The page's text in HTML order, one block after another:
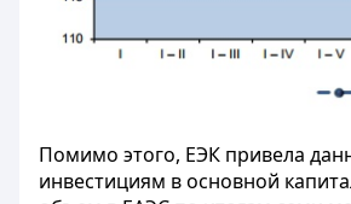
Помимо этого, ЕЭК привела
инвестициям в основной